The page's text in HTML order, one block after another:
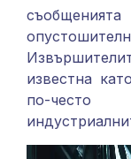
известна като
по-